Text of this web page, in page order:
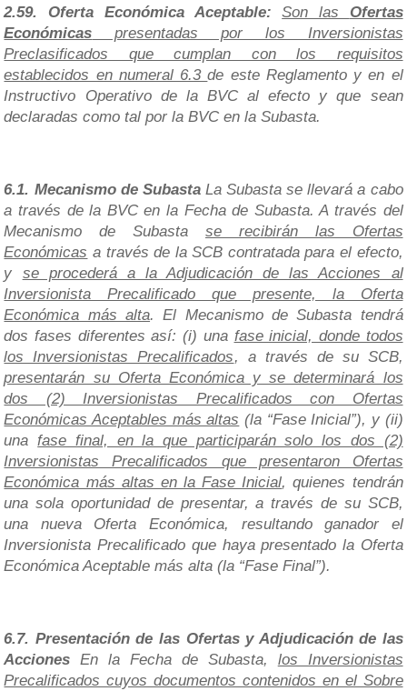
2.59. Oferta Económica Aceptable: Son las Ofertas
Económicas presentadas por los Inversionistas
Preclasificados que cumplan con los requisitos
establecidos en numeral 6.3de este Reglamento y en el
Instructivo Operativo de la BVC al efecto y que sean
declaradas como tal por la BVC en la Subasta.
6.1. Mecanismo de SubastaLa Subasta se llevará a cabo
a través de la BVC en la Fecha de Subasta. A través del
Mecanismo de Subasta se recibirán las Ofertas
Económicas a través de la SCB contratada para el efecto,
y se procederá a la Adjudicación de las Acciones al
Inversionista Precalificado que presente, la Oferta
Económica más alta. El Mecanismo de Subasta tendrá
dos fases diferentes así: (i) una fase inicial, donde todos
los Inversionistas Precalificados, a través de su SCB,
presentarán su Oferta Económica y se determinará los
dos (2) Inversionistas Precalificados con Ofertas
Económicas Aceptables más altas (la “Fase Inicial”), y (ii)
una fase final, en la que participarán solo los dos (2)
Inversionistas Precalificados que presentaron Ofertas
Económica más altas en la Fase Inicial, quienes tendrán
una sola oportunidad de presentar, a través de su SCB,
una nueva Oferta Económica, resultando ganador el
Inversionista Precalificado que haya presentado la Oferta
Económica Aceptable más alta (la “Fase Final”).
6.7. Presentación de las Ofertas y Adjudicación de las
AccionesEn la Fecha de Subasta, los Inversionistas
Precalificados cuyos documentos contenidos en el Sobre